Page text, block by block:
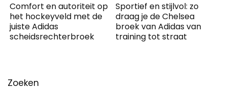
Comfort en autoriteit op
het hockeyveld met de
juiste Adidas
scheidsrechterbroek
Sportief en stijlvol: zo
draag je de Chelsea
broek van Adidas van
training tot straat
Zoeken